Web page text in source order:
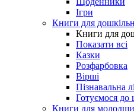
Ігри
Книги для
Книги для
Показати всі
Казки
Розфарбовка
Вірші
Пізнавальна
Готуємося до
Книги для